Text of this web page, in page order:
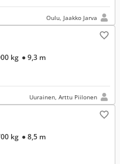
Oulu, Jaakko Jarva
kg ● 9,3 m
Uurainen, Arttu Piilonen
kg ● 8,5 m